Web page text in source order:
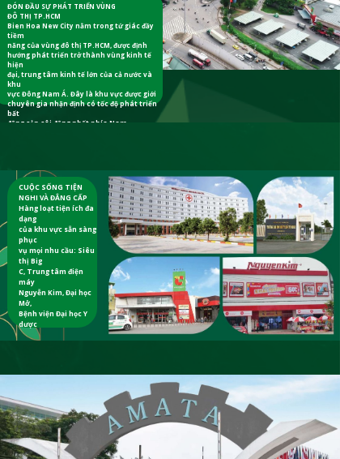
ĐÓN ĐẦU SỰ PHÁT TRIỂN VÙNG
ĐÔ THỊ TP.HCM
Bien Hoa New City nằm trong tứ giác đầy
tiềm
năng của vùng đô thị TP.HCM, được định
hướng phát triển trở thành vùng kinh tế
hiện
đại, trung tâm kinh tế lớn của cả nước và
khu
vực Đông Nam Á. Đây là khu vực được giới
chuyên gia nhận định có tốc độ phát triển
bất
động sản sôi động nhất phía Nam.
CUỘC SỐNG TIỆN
NGHI VÀ ĐẲNG CẤP
Hàng loạt tiện ích đa
dạng
của khu vực sẵn sàng
phục
vụ mọi nhu cầu: Siêu
thị Big
C, Trung tâm điện
máy
Nguyễn Kim, Đại học
Mở,
Bệnh viện Đại học Y
dược